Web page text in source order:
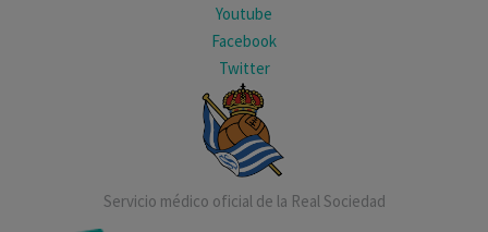
Youtube
Facebook
Twitter
Servicio médico oficial de la Real Sociedad